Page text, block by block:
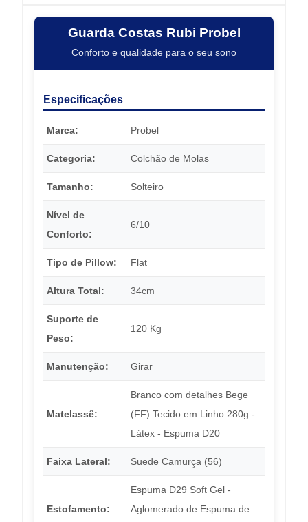
Guarda Costas Rubi Probel
Conforto e qualidade para o seu sono
Especificações
Marca: Probel
Categoria: Colchão de Molas
Tamanho: Solteiro
Nível de
Conforto:
6/10
Tipo de Pillow: Flat
Altura Total: 34cm
Suporte de
Peso:
120 Kg
Manutenção: Girar
Matelassê:
Branco com detalhes Bege
(FF) Tecido em Linho 280g -
Látex - Espuma D20
Faixa Lateral: Suede Camurça (56)
Estofamento:
Espuma D29 Soft Gel -
Aglomerado de Espuma de